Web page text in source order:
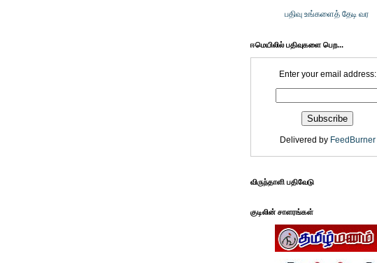
பதிவு உங்களைத் தேடி வர
ஈமெயிலில் பதிவுகளை பெற...
Enter your email address:
Delivered by FeedBurner
விருந்தாளி பதிவேடு
குடிலின் சாளரங்கள்